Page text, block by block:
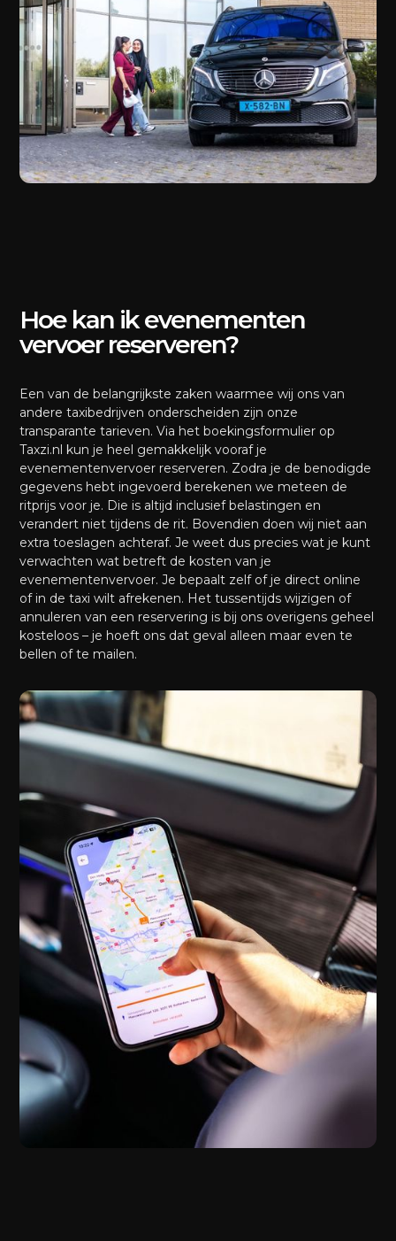
Hoe kan ik evenementen
vervoer reserveren?
Een van de belangrijkste zaken waarmee wij ons van
andere taxibedrijven onderscheiden zijn onze
transparante tarieven. Via het boekingsformulier op
Taxzi.nl kun je heel gemakkelijk vooraf je
evenementenvervoer reserveren. Zodra je de benodigde
gegevens hebt ingevoerd berekenen we meteen de
ritprijs voor je. Die is altijd inclusief belastingen en
verandert niet tijdens de rit. Bovendien doen wij niet aan
extra toeslagen achteraf. Je weet dus precies wat je kunt
verwachten wat betreft de kosten van je
evenementenvervoer. Je bepaalt zelf of je direct online
of in de taxi wilt afrekenen. Het tussentijds wijzigen of
annuleren van een reservering is bij ons overigens geheel
kosteloos – je hoeft ons dat geval alleen maar even te
bellen of te mailen.